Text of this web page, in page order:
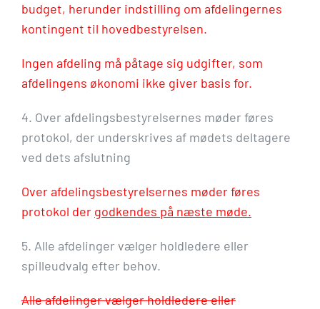
budget, herunder indstilling om afdelingernes
kontingent til hovedbestyrelsen.
Ingen afdeling må påtage sig udgifter, som
afdelingens økonomi ikke giver basis for.
4. Over afdelingsbestyrelsernes møder føres
protokol, der underskrives af mødets deltagere
ved dets afslutning
Over afdelingsbestyrelsernes møder føres
protokol der godkendes på næste møde.
5. Alle afdelinger vælger holdledere eller
spilleudvalg efter behov.
Alle afdelinger vælger holdledere eller